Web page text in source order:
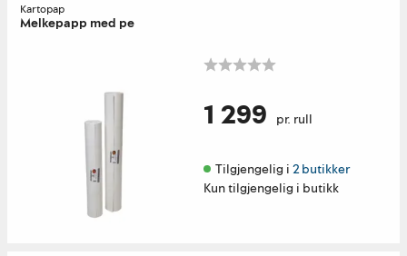
Kartopap
Melkepapp med pe
1 299 pr. rull
Tilgjengelig i 2 butikker
Kun tilgjengelig i butikk